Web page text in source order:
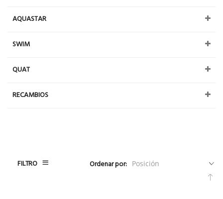
FILTRO
Ordenar por:
AQUASTAR
SWIM
QUAT
RECAMBIOS